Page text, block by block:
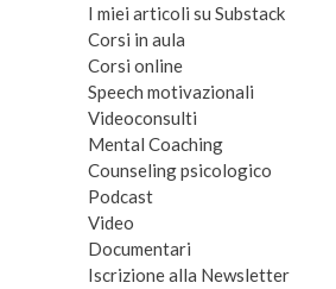
I miei articoli su Substack
Corsi in aula
Corsi online
Speech motivazionali
Videoconsulti
Mental Coaching
Counseling psicologico
Podcast
Video
Documentari
Iscrizione alla Newsletter